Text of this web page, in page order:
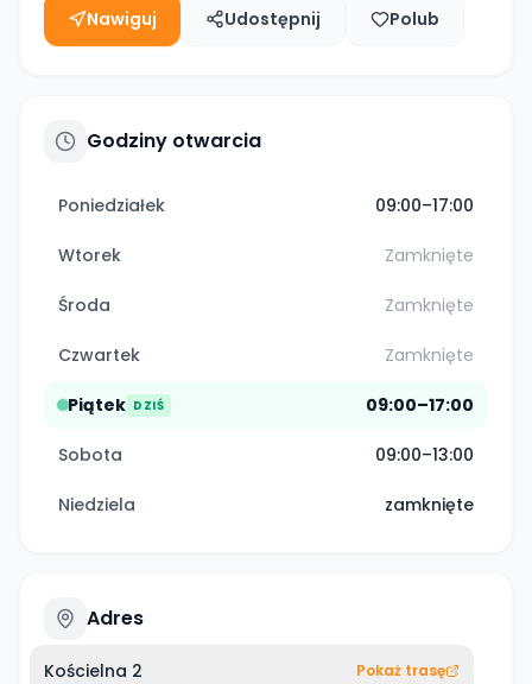
Nawiguj Udostępnij Polub
Godziny otwarcia
Poniedziałek 09:00–17:00
Wtorek Zamknięte
Środa Zamknięte
Czwartek Zamknięte
Piątek DZIŚ 09:00–17:00
Sobota 09:00–13:00
Niedziela zamknięte
Adres
Kościelna 2
Pokaż trasę